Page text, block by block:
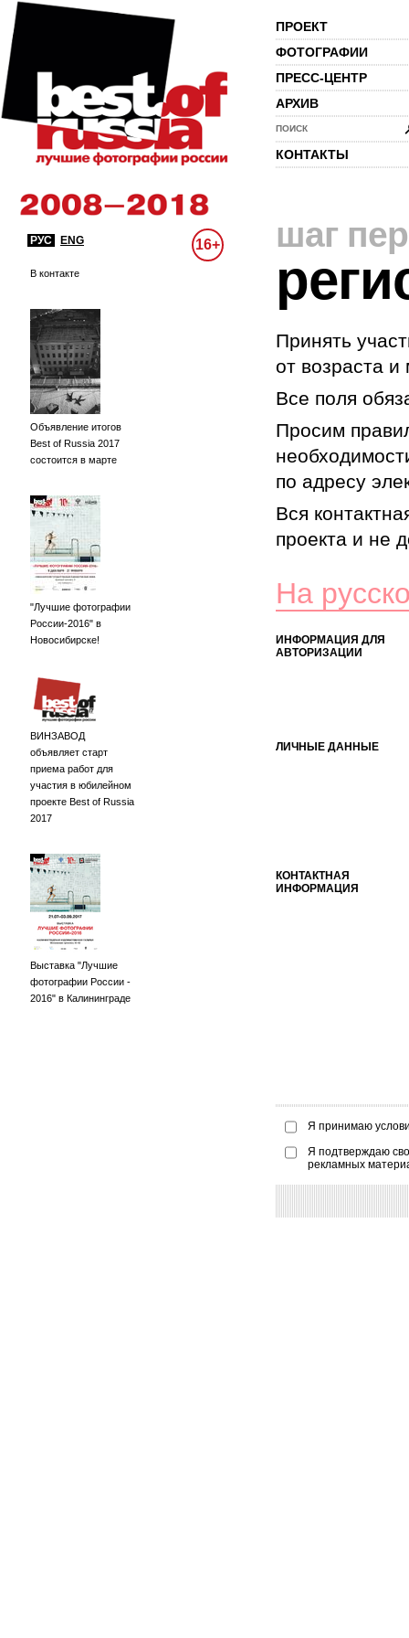
ПРОЕКТ
ФОТОГРАФИИ
ПРЕСС-ЦЕНТР
АРХИВ
ПОИСК
КОНТАКТЫ
РУС ENG 16+
В контакте
Объявление итогов
Best of Russia 2017
состоится в марте
"Лучшие фотографии
России-2016" в
Новосибирске!
ВИНЗАВОД
объявляет старт
приема работ для
участия в юбилейном
проекте Best of Russia
2017
Выставка "Лучшие
фотографии России -
2016" в Калининграде
шаг
Принять
от возраста
Все поля
Просим
по адресу
Вся
проекта и не
На
ИНФОРМАЦИЯ ДЛЯ
АВТОРИЗАЦИИ
ЛИЧНЫЕ ДАННЫЕ
КОНТАКТНАЯ
ИНФОРМАЦИЯ
Я принимаю
Я подтверждаю
рекламных